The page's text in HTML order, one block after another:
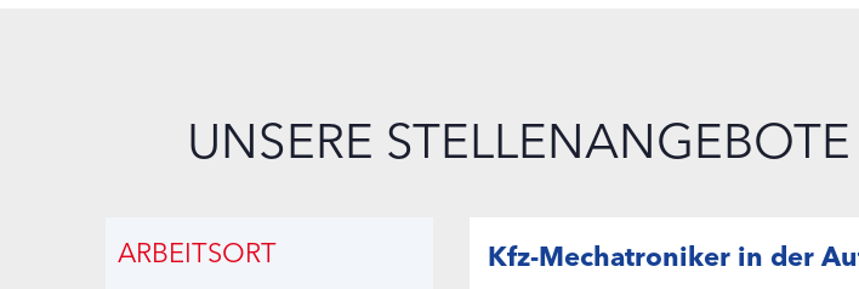
UNSERE
ARBEITSORT Kfz-Mechatroniker in der